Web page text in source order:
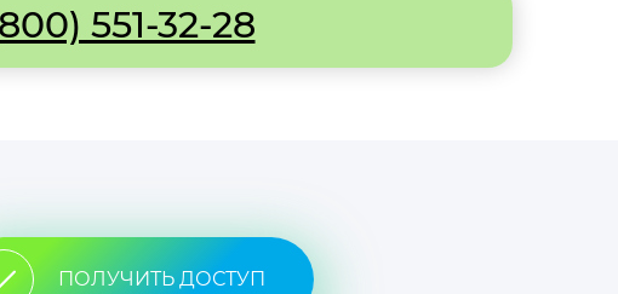
551-32-28
ПОЛУЧИТЬ ДОСТУП